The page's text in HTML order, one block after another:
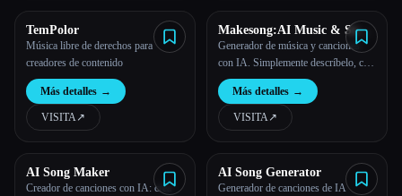
TemPolor
Música libre de derechos para
creadores de contenido
Más detalles →
VISITA↗︎
Makesong:AI Music & Song
Generator
Generador de música y canciones
con IA. Simplemente descríbelo, crea
canciones en segundos. Genera
música de alta calidad en segundos
Más detalles →
VISITA↗︎
AI Song Maker
Creador de canciones con IA: crea
AI Song Generator
Generador de canciones de IA